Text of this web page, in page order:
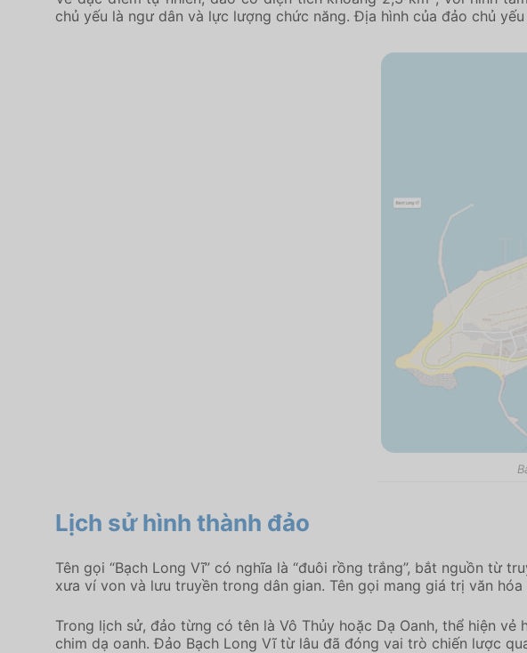
chủ yếu là ngư dân và lực lượng chức năng. Địa hình của đảo chủ
Lịch sử hình thành đảo
Tên gọi “Bạch Long Vĩ” có nghĩa là “đuôi rồng trắng”, bắt nguồn từ
xưa ví von và lưu truyền trong dân gian. Tên gọi mang giá trị văn
Trong lịch sử, đảo từng có tên là Vô Thủy hoặc Dạ Oanh, thể hiện
chim dạ oanh. Đảo Bạch Long Vĩ từ lâu đã đóng vai trò chiến lược